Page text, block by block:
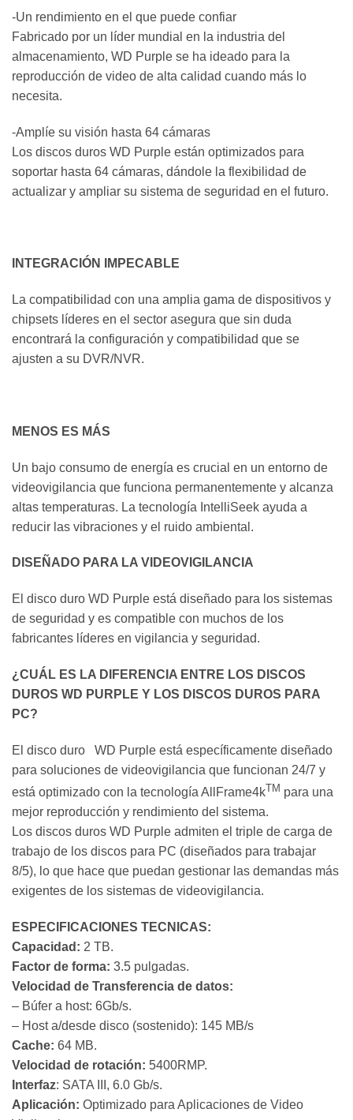
-Un rendimiento en el que puede confiar
Fabricado por un líder mundial en la industria del
almacenamiento, WD Purple se ha ideado para la
reproducción de video de alta calidad cuando más lo
necesita.
-Amplíe su visión hasta 64 cámaras
Los discos duros WD Purple están optimizados para
soportar hasta 64 cámaras, dándole la flexibilidad de
actualizar y ampliar su sistema de seguridad en el futuro.
INTEGRACIÓN IMPECABLE
La compatibilidad con una amplia gama de dispositivos y
chipsets líderes en el sector asegura que sin duda
encontrará la configuración y compatibilidad que se
ajusten a su DVR/NVR.
MENOS ES MÁS
Un bajo consumo de energía es crucial en un entorno de
videovigilancia que funciona permanentemente y alcanza
altas temperaturas. La tecnología IntelliSeek ayuda a
reducir las vibraciones y el ruido ambiental.
DISEÑADO PARA LA VIDEOVIGILANCIA
El disco duro WD Purple está diseñado para los sistemas
de seguridad y es compatible con muchos de los
fabricantes líderes en vigilancia y seguridad.
¿CUÁL ES LA DIFERENCIA ENTRE LOS DISCOS
DUROS WD PURPLE Y LOS DISCOS DUROS PARA
PC?
El disco duro WD Purple está específicamente diseñado
para soluciones de videovigilancia que funcionan 24/7 y
está optimizado con la tecnología AllFrame4kTM para una
mejor reproducción y rendimiento del sistema.
Los discos duros WD Purple admiten el triple de carga de
trabajo de los discos para PC (diseñados para trabajar
8/5), lo que hace que puedan gestionar las demandas más
exigentes de los sistemas de videovigilancia.
ESPECIFICACIONES TECNICAS:
Capacidad: 2 TB.
Factor de forma: 3.5 pulgadas.
Velocidad de Transferencia de datos:
– Búfer a host: 6Gb/s.
– Host a/desde disco (sostenido): 145 MB/s
Cache: 64 MB.
Velocidad de rotación: 5400RMP.
Interfaz: SATA III, 6.0 Gb/s.
Aplicación: Optimizado para Aplicaciones de Video